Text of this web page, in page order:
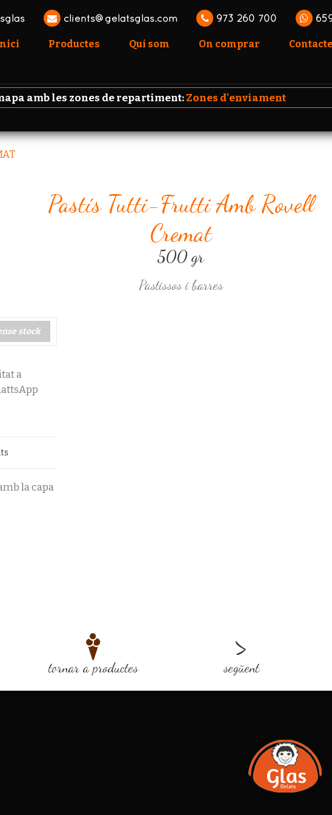
clients@gelatsglas.com 973 260 700
Productes Qui som On comprar Contacte
amb les zones de repartiment:Zones d'enviament
Pastís Tutti-Frutti Amb Rovell
Cremat
500 gr
Pastissos i barres
stock
a
la capa
tornar a productes >
següent